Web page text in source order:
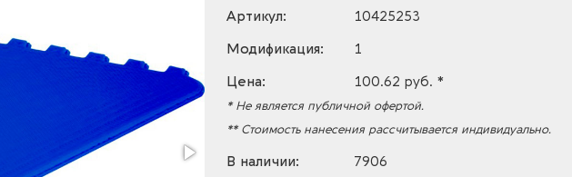
Артикул:
10425253
Модификация:
1
Цена:
100.62 руб. *
* Не является публичной офертой.
** Стоимость нанесения рассчитывается индивидуально.
В наличии:
7906